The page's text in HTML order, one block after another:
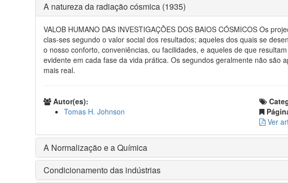
A natureza da radiação cósmica (1935)
VALOB HUMANO DAS INVESTIGAÇÕES DOS BAIOS CÓSMICOS Os
clas-ses segundo o valor social dos resultados; aqueles dos quais se
o nosso conforto, conveniências, ou facilidades, e aqueles de que
evidente em cada fase da vida prática. Os segundos geralmente não são
mais real.
Autor(es):
Tomas H. Johnson
Ver
A Normalização e a Química
Condicionamento das indústrias